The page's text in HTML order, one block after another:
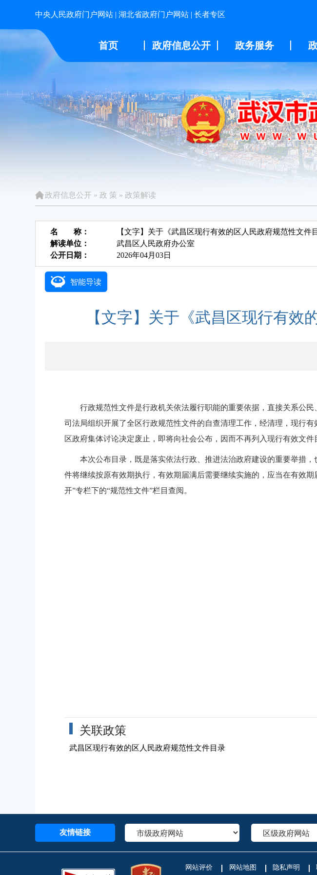
中央人民政府门户网站 | 湖北省政府门户网站 | 长者专区
首页 政府信息公开 政务服务
政府信息公开 » 政 策 » 政策解读
名 称： 【文字】关于《武昌区现行有效的区人民政府规范性文件
解读单位：
武昌区人民政府办公室
公开日期：
2026年04月03日
智能导读
【文字】关于《武昌区现行有
行政规范性文件是行政机关依法履行职能的重要依据，直接关系公
司法局组织开展了全区行政规范性文件的自查清理工作，经清理，现行有
区政府集体讨论决定废止，即将向社会公布，因而不再列入现行有效文件
本次公布目录，既是落实依法行政、推进法治政府建设的重要举措
件将继续按原有效期执行 ， 有效期届满后需要继续实施的，应当在有效期
开”专栏下的“规范性文件”栏目查阅。
关联政策
武昌区现行有效的区人民政府规范性文件目录
友情链接
网站评价 网站地图 隐私声明